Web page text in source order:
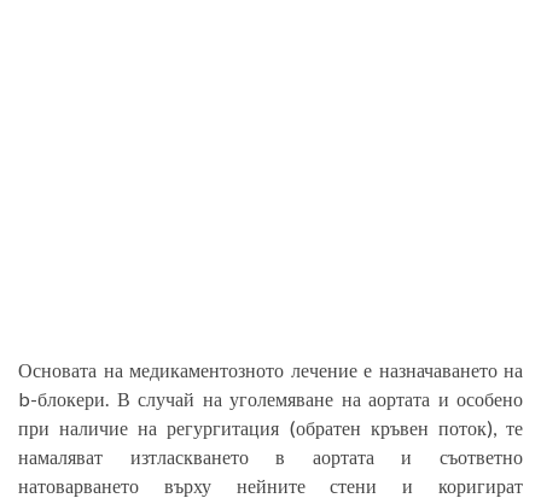
Основата на медикаментозното лечение е назначаването на
b-блокери. В случай на уголемяване на аортата и особено
при наличие на регургитация (обратен кръвен поток), те
намаляват изтласкването в аортата и съответно
натоварването върху нейните стени и коригират